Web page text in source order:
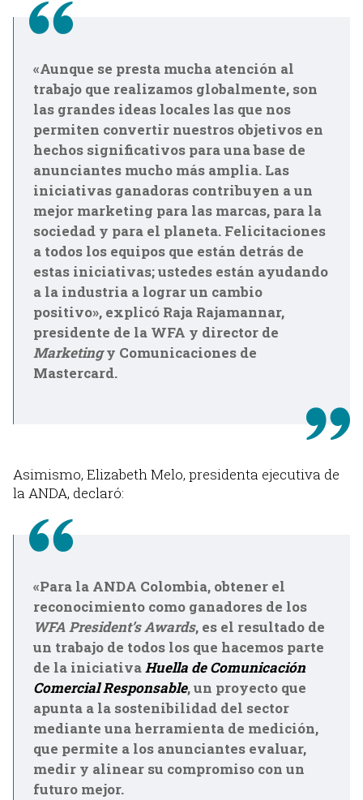
«Aunque se presta mucha atención al
trabajo que realizamos globalmente, son
las grandes ideas locales las que nos
permiten convertir nuestros objetivos en
hechos significativos para una base de
anunciantes mucho más amplia. Las
iniciativas ganadoras contribuyen a un
mejor marketing para las marcas, para la
sociedad y para el planeta. Felicitaciones
a todos los equipos que están detrás de
estas iniciativas; ustedes están ayudando
a la industria a lograr un cambio
positivo», explicó Raja Rajamannar,
presidente de la WFA y director de
Marketingy Comunicaciones de
Mastercard.
Asimismo, Elizabeth Melo, presidenta ejecutiva de
la ANDA, declaró:
«Para la ANDA Colombia, obtener el
reconocimiento como ganadores de los
WFA President’s Awards, es el resultado de
un trabajo de todos los que hacemos parte
de la iniciativaHuella de Comunicación
Comercial Responsable, un proyecto que
apunta a la sostenibilidad del sector
mediante una herramienta de medición,
que permite a los anunciantes evaluar,
medir y alinear su compromiso con un
futuro mejor.